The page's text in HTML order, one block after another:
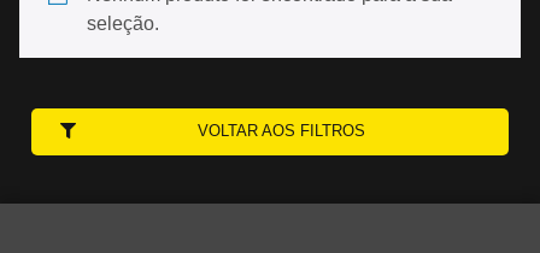
seleção.
VOLTAR AOS FILTROS